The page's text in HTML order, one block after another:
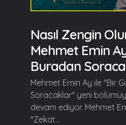
Nasıl Zengin
Mehmet Emin
Buradan
Mehmet Emin Ay ile "Bir
Soracaklar" yeni
devam ediyor. Mehmet
"Zekat...